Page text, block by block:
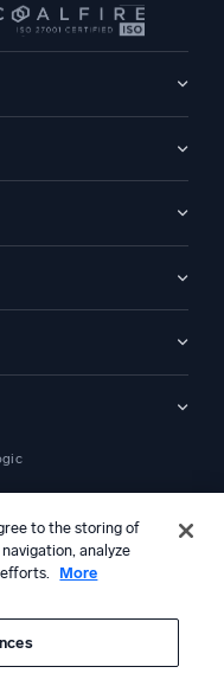
번역되었을 수 있으며 정보
또는 편향이 포함될 수 있으
에 반드시 독립적인 인간의
니다.
to the storing of
analyze
More